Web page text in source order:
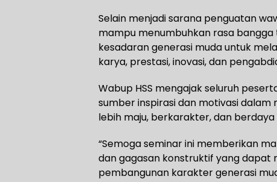
Selain menjadi sarana penguatan
mampu menumbuhkan rasa
kesadaran generasi muda untuk
karya, prestasi, inovasi, dan
Wabup HSS mengajak seluruh
sumber inspirasi dan motivasi dalam
lebih maju, berkarakter, dan berdaya
“Semoga seminar ini memberikan
dan gagasan konstruktif yang dapat
pembangunan karakter generasi